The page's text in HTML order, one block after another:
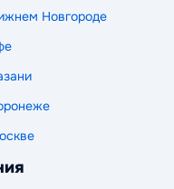
Новгороде